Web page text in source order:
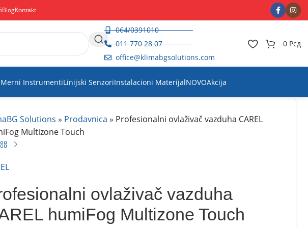
BlogKontakt
064/0391010
011 770 28 07
office@klimabgsolutions.com
0 Рсд
Merni InstrumentiLinijski SenzoriInstalacioni MaterijalNOVOAkcija
Solutions » Prodavnica » Profesionalni ovlaživač vazduha CAREL
Multizone Touch
ovlaživač vazduha
humiFog Multizone Touch